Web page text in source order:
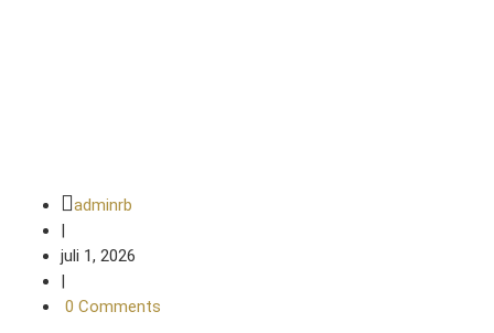
adminrb
|
juli 1, 2026
|
0 Comments